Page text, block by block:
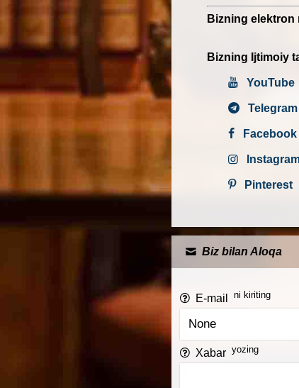
Bizning elektron
Bizning Ijtimoiy
YouTube
Telegram
Facebook
Pinterest
Biz bilan Aloqa
E-mail ni kiriting
Xabar yozing